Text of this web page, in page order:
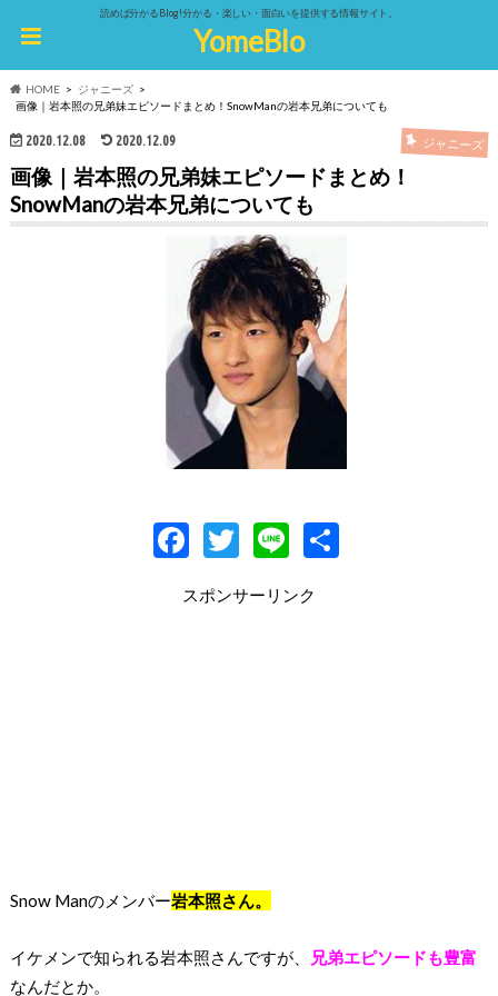
読めば分かるBlog!分かる・楽しい・面白いを提供する情報サイト。
YomeBlo
HOME
ジャニーズ
画像｜岩本照の兄弟妹エピソードまとめ！SnowManの岩本兄弟についても
2020.12.08 2020.12.09 ジャニーズ
画像｜岩本照の兄弟妹エピソードまとめ！
SnowManの岩本兄弟についても
F
e
T
itt
Li
e
共
スポンサーリンク
Snow Manのメンバー岩本照さん。
イケメンで知られる岩本照さんですが、
兄弟エピソードも豊富
なんだとか。